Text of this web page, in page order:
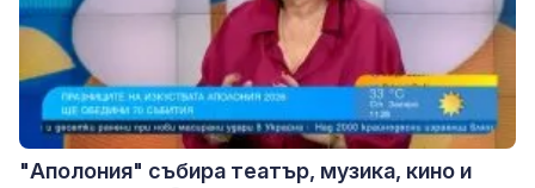
"Аполония" събира театър, музика, кино и